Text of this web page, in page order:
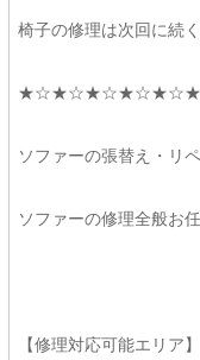
椅子の修理は次回に続く
ソファーの張替え・リ
ソファーの修理全般お
【修理対応可能エリア】